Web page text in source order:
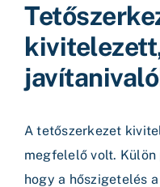
A tetőszerkezet
megfelelő volt.
hogy a hőszigetelés